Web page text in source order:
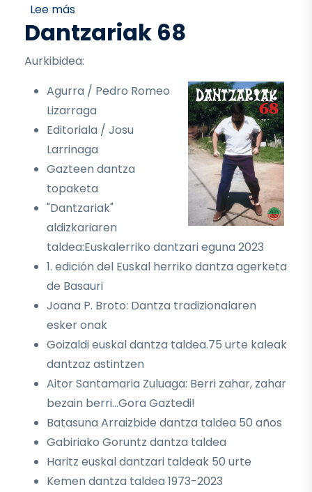
Lee mássobre Dantzariak 69
Dantzariak 68
Aurkibidea:
Agurra / Pedro Romeo
Lizarraga
Editoriala / Josu
Larrinaga
Gazteen dantza
topaketa
"Dantzariak"
aldizkariaren
taldea:Euskalerriko dantzari eguna 2023
1. edición del Euskal herriko dantza agerketa
de Basauri
Joana P. Broto: Dantza tradizionalaren
esker onak
Goizaldi euskal dantza taldea.75 urte kaleak
dantzaz astintzen
Aitor Santamaria Zuluaga: Berri zahar, zahar
bezain berri...Gora Gaztedi!
Batasuna Arraizbide dantza taldea 50 años
Gabiriako Goruntz dantza taldea
Haritz euskal dantzari taldeak 50 urte
Kemen dantza taldea 1973-2023